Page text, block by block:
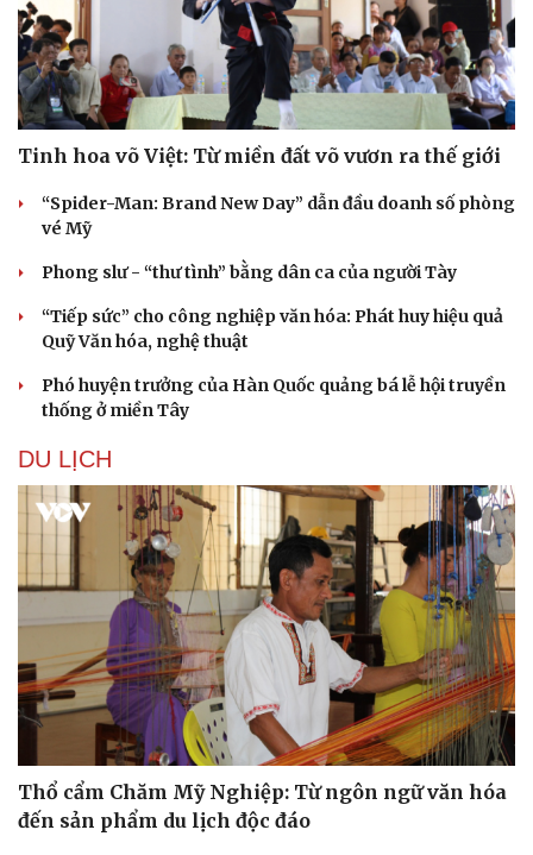
Du lịch
Tư vấn
Săn Tour
check-in
Podcast
Câu chuyện thời sự
Đọc truyện đêm khuya
Cửa sổ tình yêu
Kể chuyện cho bé
Hạt giống tâm hồn
Tinh hoa võ Việt: Từ miền đất võ vươn ra thế giới
“Spider-Man: Brand New Day” dẫn đầu doanh số phòng
vé Mỹ
Phong slư - “thư tình” bằng dân ca của người Tày
“Tiếp sức” cho công nghiệp văn hóa: Phát huy hiệu quả
Quỹ Văn hóa, nghệ thuật
Phó huyện trưởng của Hàn Quốc quảng bá lễ hội truyền
thống ở miền Tây
DU LỊCH
Thổ cẩm Chăm Mỹ Nghiệp: Từ ngôn ngữ văn hóa
đến sản phẩm du lịch độc đáo